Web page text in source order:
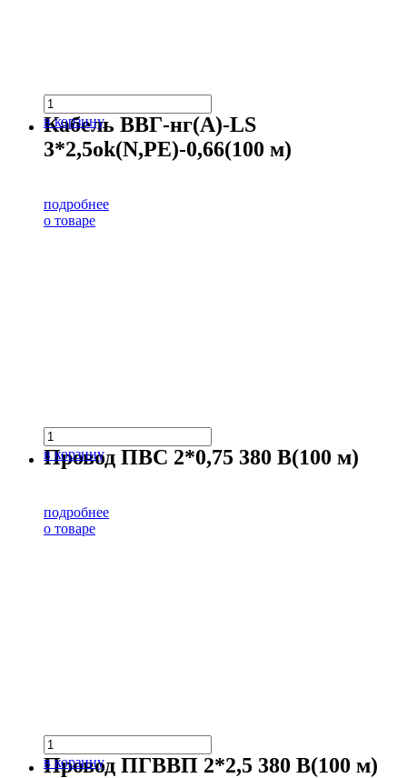
в корзину
Кабель ВВГ-нг(А)-LS
3*2,5ok(N,PE)-0,66(100 м)
подробнее
о товаре
в корзину
Провод ПВС 2*0,75 380 В(100 м)
подробнее
о товаре
в корзину
Провод ПГВВП 2*2,5 380 В(100 м)